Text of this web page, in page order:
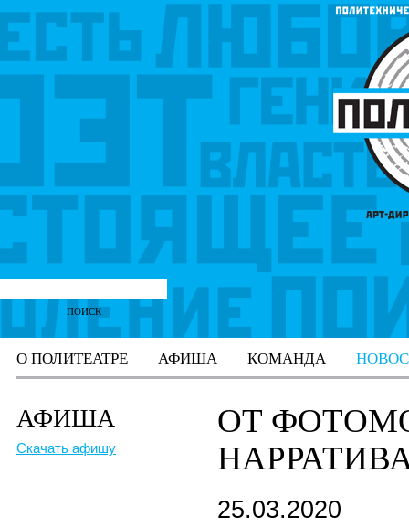
О ПОЛИТЕАТРЕ АФИША КОМАНДА
АФИША
Скачать афишу
ОТ
25.03.2020